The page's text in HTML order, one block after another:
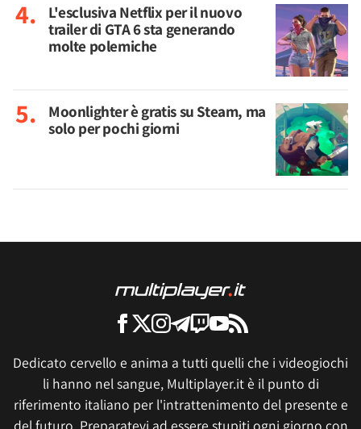
L'esclusiva Netflix per il nuovo
trailer di GTA 6 sta generando
molte polemiche
Moonlighter è gratis su Steam, ma
solo per pochi giorni
Dedicato cervello e anima a tutti quelli che i videogiochi
li hanno nel sangue, Multiplayer.it è il punto di
riferimento italiano per l'intrattenimento del presente e
del futuro. Preparatevi ad essere stupiti ogni giorno con